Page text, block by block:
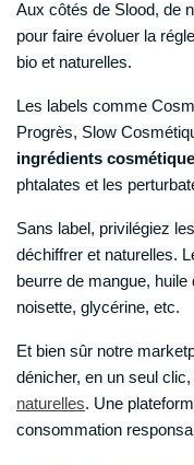
Aux côtés de Slood, de
pour faire évoluer la
bio et naturelles.
Les labels comme
Progrès, Slow
ingrédients
phtalates et les
Sans label, privilégiez
déchiffrer et naturelles.
beurre de mangue,
noisette, glycérine, etc.
Et bien sûr notre
dénicher, en un seul
naturelles. Une
consommation